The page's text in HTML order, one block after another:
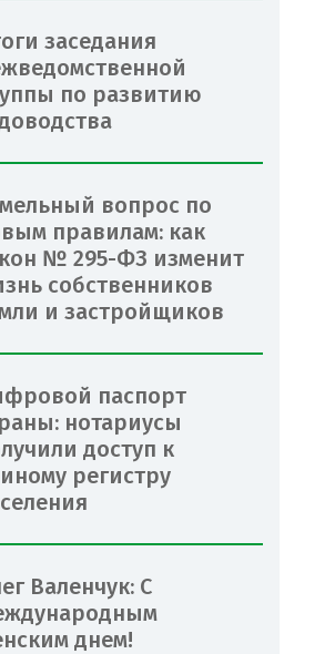
заседания
по развитию
вопрос по
правилам: как
№ 295-ФЗ изменит
собственников
и застройщиков
паспорт
нотариусы
доступ к
регистру
Валенчук: С
днем!